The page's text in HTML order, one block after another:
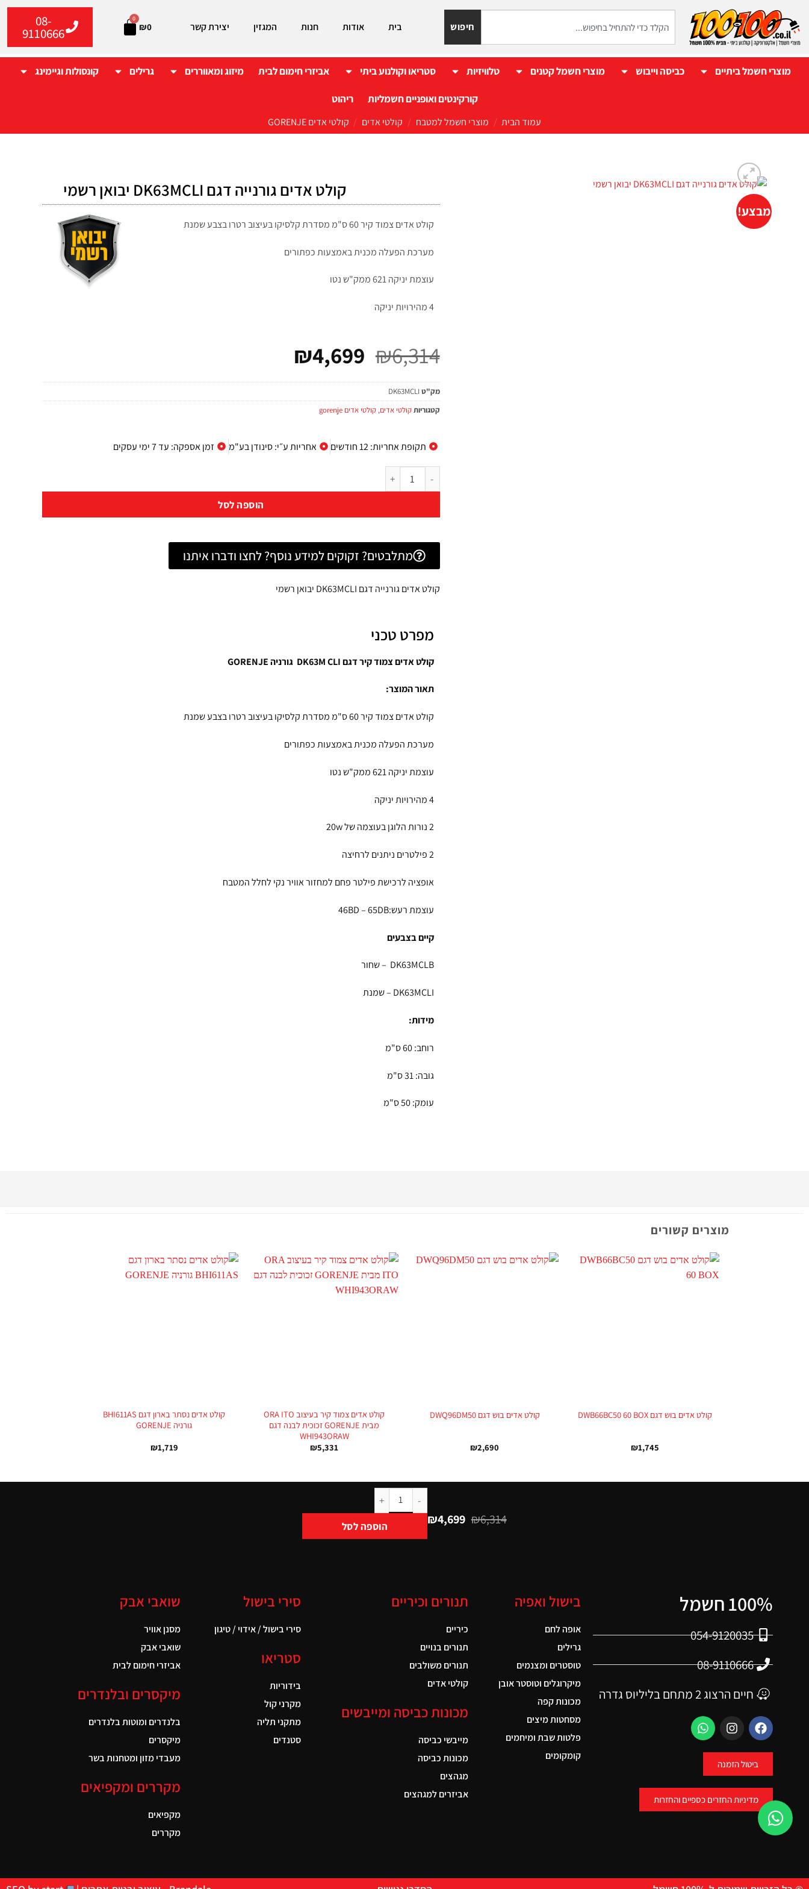
חיפוש בית אודות חנות המגזין יצירת קשר ₪0
0
08-
9110666
מוצרי חשמל ביתיים כביסה וייבוש מוצרי חשמל קטנים טלוויזיות סטריאו וקולנוע ביתי אביזרי חימום לבית מיזוג ומאווררים גרילים קונסולות וגיימינג
קורקינטים ואופניים חשמליות ריהוט
עמוד הבית / מוצרי חשמל למטבח / קולטי אדים / קולטי אדים GORENJE
מבצע!
קולט אדים גורנייה דגם DK63MCLI יבואן רשמי
קולט אדים צמוד קיר 60 ס"מ מסדרת קלסיקו בעיצוב רטרו בצבע שמנת
מערכת הפעלה מכנית באמצעות כפתורים
עוצמת יניקה 621 ממק"ש נטו
4 מהירויות יניקה
₪6,314
₪4,699
מק"ט DK63MCLI
קטגוריותקולטי אדים,קולטי אדים gorenje
תקופת אחריות: 12 חודשים אחריות ע״י: סינודן בע"מ זמן אספקה: עד 7 ימי עסקים
הוספה לסל
מתלבטים? זקוקים למידע נוסף? לחצו ודברו איתנו
קולט אדים גורנייה דגם DK63MCLI יבואן רשמי
מפרט טכני
קולט אדים צמוד קיר דגם DK63M CLI גורניה GORENJE
תאור המוצר:
קולט אדים צמוד קיר 60 ס"מ מסדרת קלסיקו בעיצוב רטרו בצבע שמנת
מערכת הפעלה מכנית באמצעות כפתורים
עוצמת יניקה 621 ממק"ש נטו
4 מהירויות יניקה
2 נורות הלוגן בעוצמה של 20w
2 פילטרים ניתנים לרחיצה
אופציה לרכישת פילטר פחם למחזור אוויר נקי לחלל המטבח
עוצמת רעש:46BD – 65DB
קיים בצבעים
DK63MCLB – שחור
DK63MCLI – שמנת
מידות:
רוחב: 60 ס"מ
גובה: 31 ס"מ
עומק: 50 ס"מ
מוצרים קשורים
קולט אדים בוש דגם DWB66BC50 60 BOX
₪1,745
קולט אדים בוש דגם DWQ96DM50
₪2,690
קולט אדים צמוד קיר בעיצוב ORA ITO
מבית GORENJE זכוכית לבנה דגם
WHI943ORAW
₪5,331
קולט אדים נסתר בארון דגם BHI611AS
גורניה GORENJE
₪1,719
₪6,314
₪4,699 הוספה לסל
100% חשמל
054-9120035
08-9110666
חיים הרצוג 2 מתחם בליליוס גדרה
ביטול הזמנה
מדיניות החזרים כספיים והחזרות
בישול ואפיה
אופה לחם
גרילים
טוסטרים ומצנמים
מיקרוגלים וטוסטר אובן
מכונות קפה
מסחטות מיצים
פלטות שבת ומיחמים
קומקומים
תנורים וכיריים
כיריים
תנורים בנויים
תנורים משולבים
קולטי אדים
מכונות כביסה ומייבשים
מייבשי כביסה
מכונות כביסה
מגהצים
אביזרים למגהצים
סירי בישול
סירי בישול / אידוי / טיגון
סטריאו
בידוריות
מקרני קול
מתקני תליה
סטנדים
שואבי אבק
מסנן אוויר
שואבי אבק
אביזרי חימום לבית
מיקסרים ובלנדרים
בלנדרים ומוטות בלנדרים
מיקסרים
מעבדי מזון ומטחנות בשר
מקררים ומקפיאים
מקפיאים
מקררים